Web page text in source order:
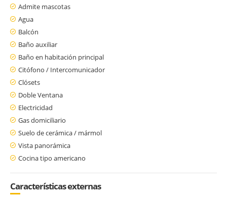
Admite mascotas
Agua
Balcón
Baño auxiliar
Baño en habitación principal
Citófono / Intercomunicador
Clósets
Doble Ventana
Electricidad
Gas domiciliario
Suelo de cerámica / mármol
Vista panorámica
Cocina tipo americano
Características externas